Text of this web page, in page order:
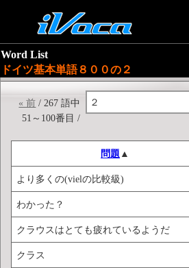
Word List
ドイツ基本単語８００の２
２
« 前 / 267 語中
51～100番目 /
問題 ▲
より多くの(vielの比較級)
わかった？
クラウスはとても疲れているようだ
クラス